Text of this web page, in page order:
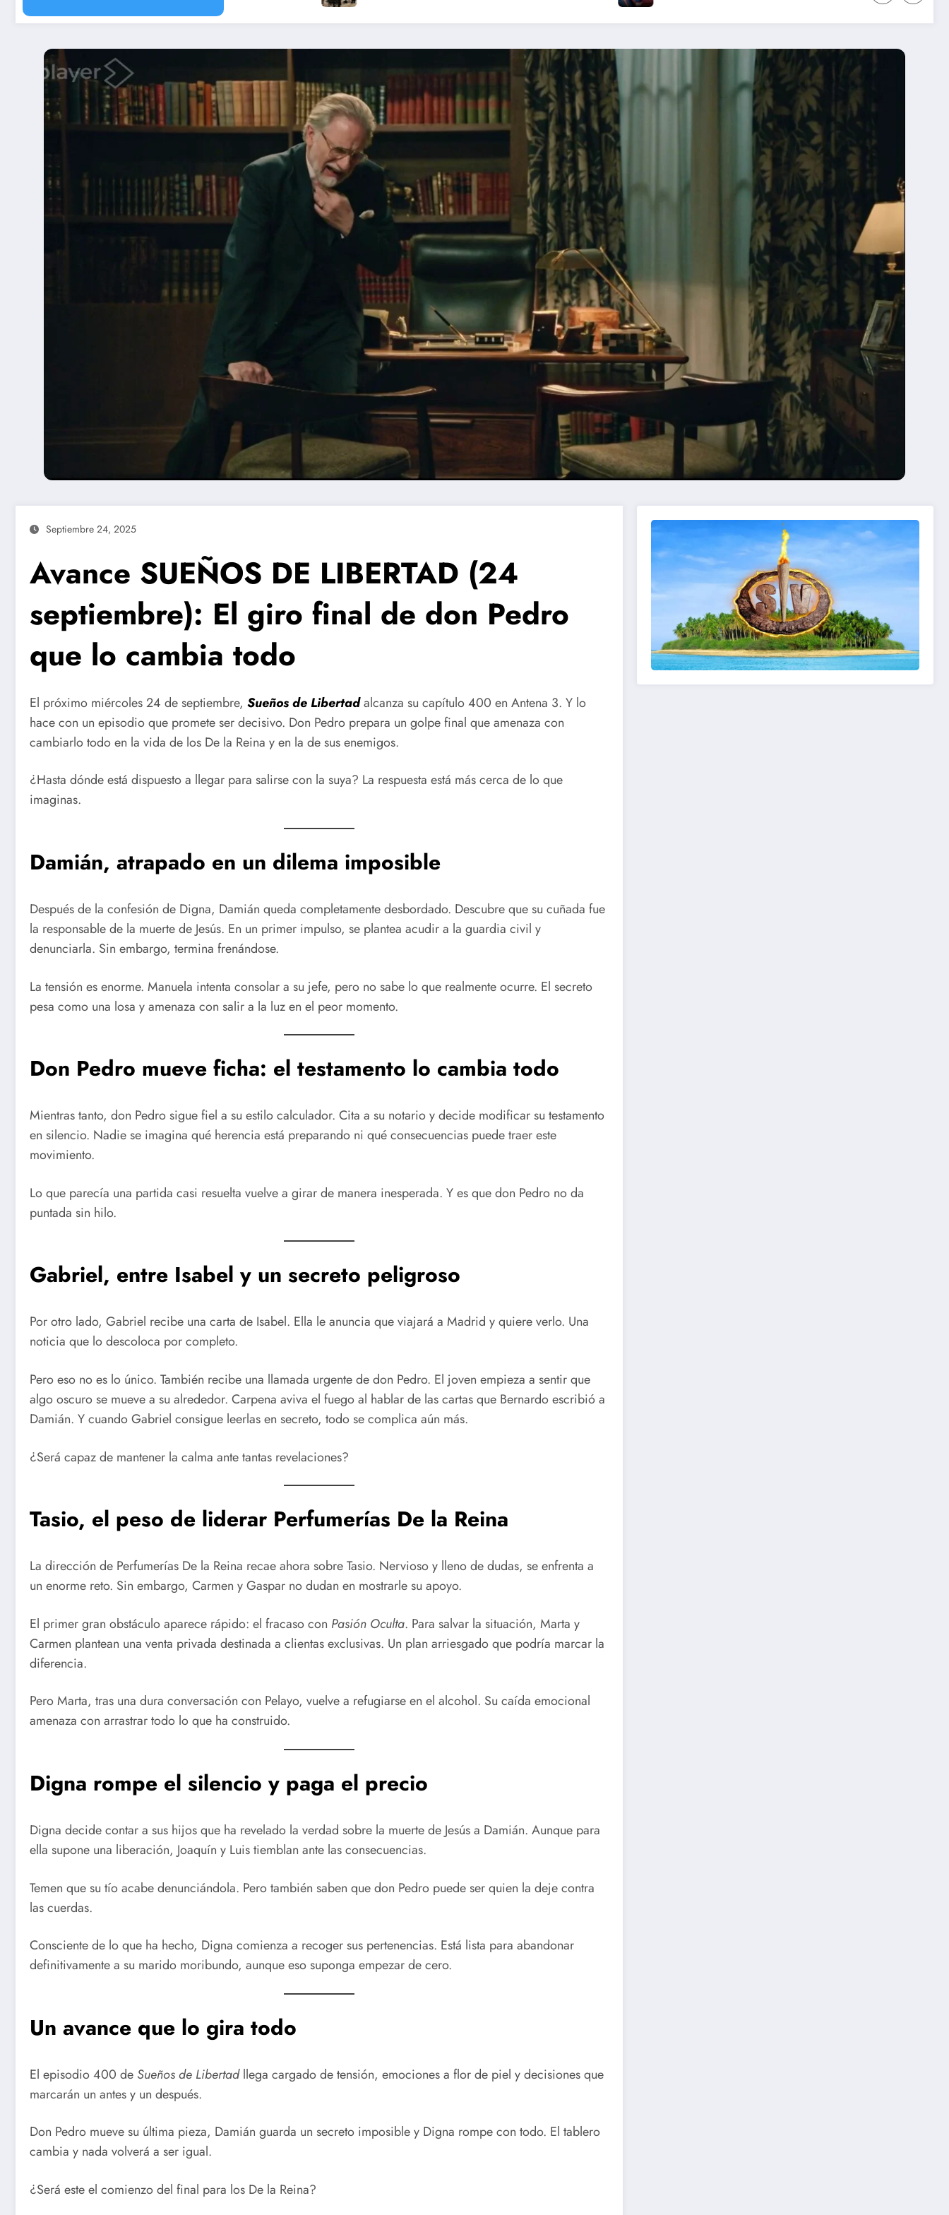
Septiembre 24, 2025
Avance SUEÑOS DE LIBERTAD (24
septiembre): El giro final de don Pedro
que lo cambia todo
El próximo miércoles 24 de septiembre, Sueños de Libertadalcanza su capítulo 400 en Antena 3. Y lo
hace con un episodio que promete ser decisivo. Don Pedro prepara un golpe final que amenaza con
cambiarlo todo en la vida de los De la Reina y en la de sus enemigos.
¿Hasta dónde está dispuesto a llegar para salirse con la suya? La respuesta está más cerca de lo que
imaginas.
Damián, atrapado en un dilema imposible
Después de la confesión de Digna, Damián queda completamente desbordado. Descubre que su cuñada fue
la responsable de la muerte de Jesús. En un primer impulso, se plantea acudir a la guardia civil y
denunciarla. Sin embargo, termina frenándose.
La tensión es enorme. Manuela intenta consolar a su jefe, pero no sabe lo que realmente ocurre. El secreto
pesa como una losa y amenaza con salir a la luz en el peor momento.
Don Pedro mueve ficha: el testamento lo cambia todo
Mientras tanto, don Pedro sigue fiel a su estilo calculador. Cita a su notario y decide modificar su testamento
en silencio. Nadie se imagina qué herencia está preparando ni qué consecuencias puede traer este
movimiento.
Lo que parecía una partida casi resuelta vuelve a girar de manera inesperada. Y es que don Pedro no da
puntada sin hilo.
Gabriel, entre Isabel y un secreto peligroso
Por otro lado, Gabriel recibe una carta de Isabel. Ella le anuncia que viajará a Madrid y quiere verlo. Una
noticia que lo descoloca por completo.
Pero eso no es lo único. También recibe una llamada urgente de don Pedro. El joven empieza a sentir que
algo oscuro se mueve a su alrededor. Carpena aviva el fuego al hablar de las cartas que Bernardo escribió a
Damián. Y cuando Gabriel consigue leerlas en secreto, todo se complica aún más.
¿Será capaz de mantener la calma ante tantas revelaciones?
Tasio, el peso de liderar Perfumerías De la Reina
La dirección de Perfumerías De la Reina recae ahora sobre Tasio. Nervioso y lleno de dudas, se enfrenta a
un enorme reto. Sin embargo, Carmen y Gaspar no dudan en mostrarle su apoyo.
El primer gran obstáculo aparece rápido: el fracaso con Pasión Oculta. Para salvar la situación, Marta y
Carmen plantean una venta privada destinada a clientas exclusivas. Un plan arriesgado que podría marcar la
diferencia.
Pero Marta, tras una dura conversación con Pelayo, vuelve a refugiarse en el alcohol. Su caída emocional
amenaza con arrastrar todo lo que ha construido.
Digna rompe el silencio y paga el precio
Digna decide contar a sus hijos que ha revelado la verdad sobre la muerte de Jesús a Damián. Aunque para
ella supone una liberación, Joaquín y Luis tiemblan ante las consecuencias.
Temen que su tío acabe denunciándola. Pero también saben que don Pedro puede ser quien la deje contra
las cuerdas.
Consciente de lo que ha hecho, Digna comienza a recoger sus pertenencias. Está lista para abandonar
definitivamente a su marido moribundo, aunque eso suponga empezar de cero.
Un avance que lo gira todo
El episodio 400 de Sueños de Libertadllega cargado de tensión, emociones a flor de piel y decisiones que
marcarán un antes y un después.
Don Pedro mueve su última pieza, Damián guarda un secreto imposible y Digna rompe con todo. El tablero
cambia y nada volverá a ser igual.
¿Será este el comienzo del final para los De la Reina?